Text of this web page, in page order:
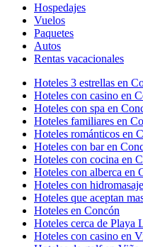
Hospedajes
Vuelos
Paquetes
Autos
Rentas vacacionales
Hoteles 3 estrellas en
Hoteles con casino en
Hoteles con spa en
Hoteles familiares en
Hoteles románticos en
Hoteles con bar en
Hoteles con cocina en
Hoteles con alberca en
Hoteles con
Hoteles que aceptan
Hoteles en Concón
Hoteles cerca de Playa
Hoteles con casino en